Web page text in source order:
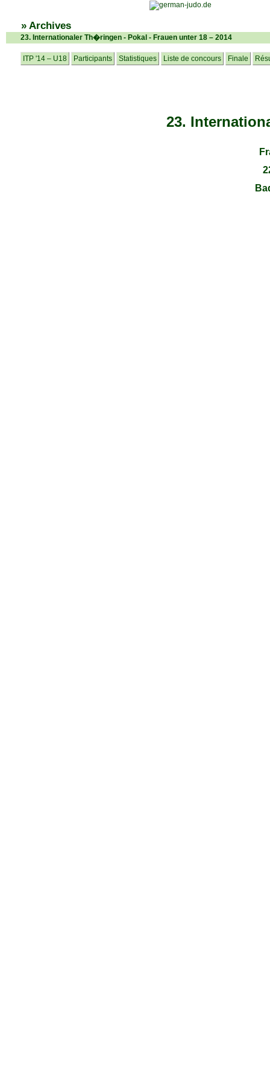
» Archives
23. Internationaler Th�ringen - Pokal - Frauen unter 18 – 2014
ITP '14 – U18 Participants Statistiques Liste de concours Finale
23.